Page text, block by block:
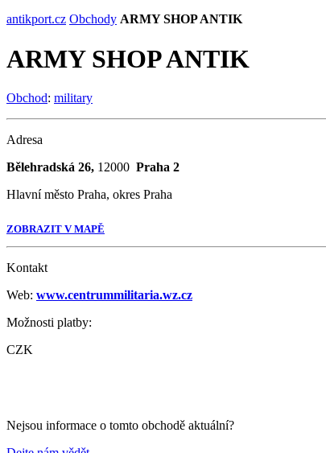
antikport.cz Obchody ARMY SHOP ANTIK
ARMY SHOP ANTIK
Obchod: military
Adresa
Bělehradská 26, 12000 Praha 2
Hlavní město Praha, okres Praha
ZOBRAZIT V MAPĚ
Kontakt
Web: www.centrummilitaria.wz.cz
Možnosti platby:
CZK
Nejsou informace o tomto obchodě aktuální?